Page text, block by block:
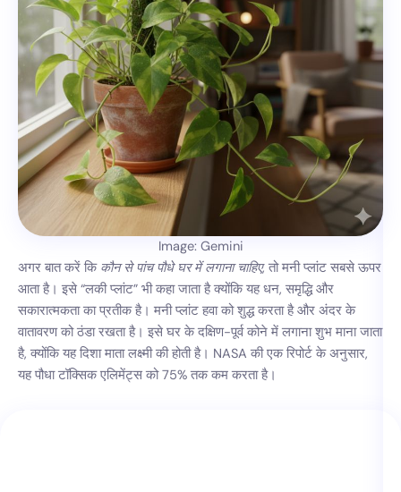
Image: Gemini
अगर बात करें कि कौन से पांच पौधे घर में लगाना चाहिए, तो मनी प्लांट सबसे ऊपर
आता है। इसे “लकी प्लांट” भी कहा जाता है क्योंकि यह धन, समृद्धि और
सकारात्मकता का प्रतीक है। मनी प्लांट हवा को शुद्ध करता है और अंदर के
वातावरण को ठंडा रखता है। इसे घर के दक्षिण-पूर्व कोने में लगाना शुभ माना जाता
है, क्योंकि यह दिशा माता लक्ष्मी की होती है। NASA की एक रिपोर्ट के अनुसार,
यह पौधा टॉक्सिक एलिमेंट्स को 75% तक कम करता है।